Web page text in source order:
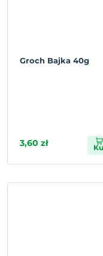
Groch Bajka 40g
3,60 zł